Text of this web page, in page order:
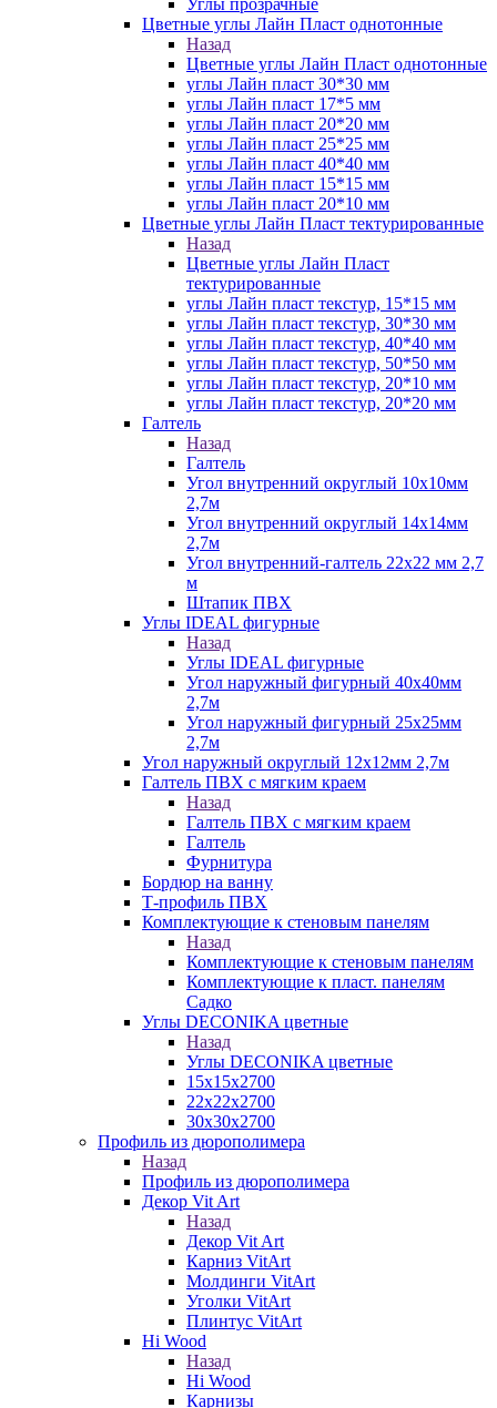
Углы прозрачные
Цветные углы Лайн Пласт однотонные
Назад
Цветные углы Лайн Пласт однотонные
углы Лайн пласт 30*30 мм
углы Лайн пласт 17*5 мм
углы Лайн пласт 20*20 мм
углы Лайн пласт 25*25 мм
углы Лайн пласт 40*40 мм
углы Лайн пласт 15*15 мм
углы Лайн пласт 20*10 мм
Цветные углы Лайн Пласт тектурированные
Назад
Цветные углы Лайн Пласт
тектурированные
углы Лайн пласт текстур, 15*15 мм
углы Лайн пласт текстур, 30*30 мм
углы Лайн пласт текстур, 40*40 мм
углы Лайн пласт текстур, 50*50 мм
углы Лайн пласт текстур, 20*10 мм
углы Лайн пласт текстур, 20*20 мм
Галтель
Назад
Галтель
Угол внутренний округлый 10х10мм
2,7м
Угол внутренний округлый 14х14мм
2,7м
Угол внутренний-галтель 22х22 мм 2,7
м
Штапик ПВХ
Углы IDEAL фигурные
Назад
Углы IDEAL фигурные
Угол наружный фигурный 40х40мм
2,7м
Угол наружный фигурный 25х25мм
2,7м
Угол наружный округлый 12х12мм 2,7м
Галтель ПВХ с мягким краем
Назад
Галтель ПВХ с мягким краем
Галтель
Фурнитура
Бордюр на ванну
Т-профиль ПВХ
Комплектующие к стеновым панелям
Назад
Комплектующие к стеновым панелям
Комплектующие к пласт. панелям
Садко
Углы DECONIKA цветные
Назад
Углы DECONIKA цветные
15х15х2700
22х22х2700
30х30х2700
Профиль из дюрополимера
Назад
Профиль из дюрополимера
Декор Vit Art
Назад
Декор Vit Art
Карниз VitArt
Молдинги VitArt
Уголки VitArt
Плинтус VitArt
Hi Wood
Назад
Hi Wood
Карнизы